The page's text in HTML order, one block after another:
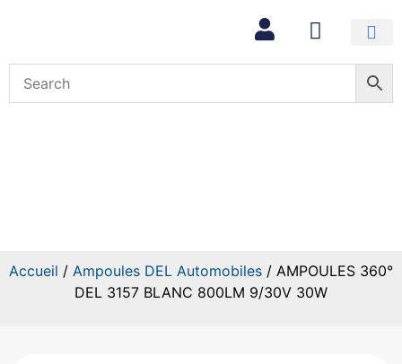
Accueil / Ampoules DEL Automobiles / AMPOULES 360°
DEL 3157 BLANC 800LM 9/30V 30W